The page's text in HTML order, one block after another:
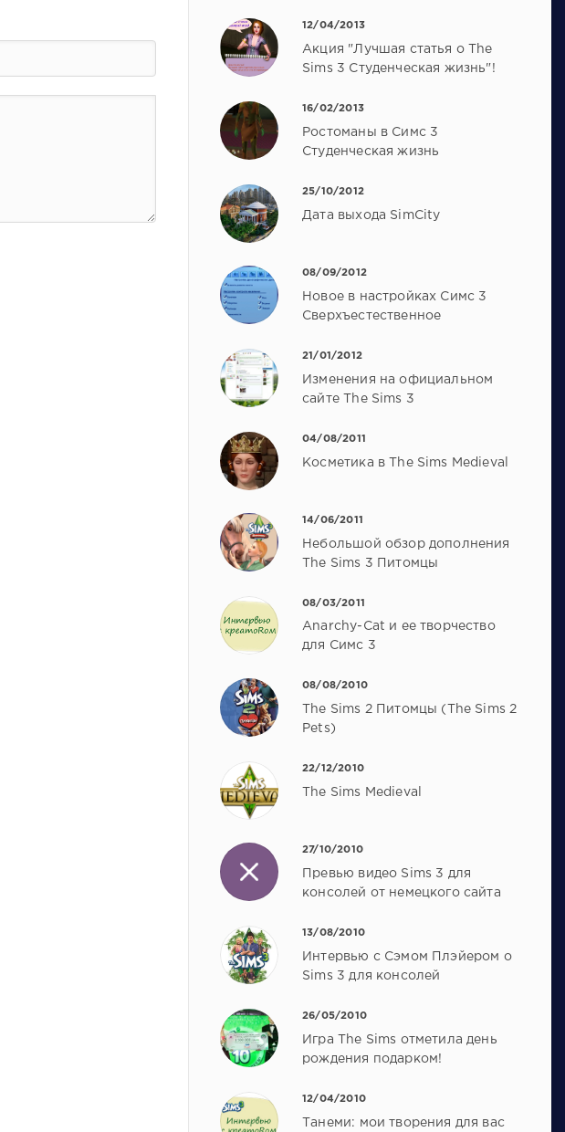
12/04/2013
Акция "Лучшая статья о The
Sims 3 Студенческая жизнь"!
16/02/2013
Ростоманы в Симс 3
Студенческая жизнь
25/10/2012
Дата выхода SimCity
08/09/2012
Новое в настройках Симс 3
Сверхъестественное
21/01/2012
Изменения на официальном
сайте The Sims 3
04/08/2011
Косметика в The Sims Medieval
14/06/2011
Небольшой обзор дополнения
The Sims 3 Питомцы
08/03/2011
Anarchy-Cat и ее творчество
для Симс 3
08/08/2010
The Sims 2 Питомцы (The Sims 2
Pets)
22/12/2010
The Sims Medieval
27/10/2010
Превью видео Sims 3 для
консолей от немецкого сайта
13/08/2010
Интервью с Сэмом Плэйером о
Sims 3 для консолей
26/05/2010
Игра The Sims отметила день
рождения подарком!
12/04/2010
Танеми: мои творения для вас